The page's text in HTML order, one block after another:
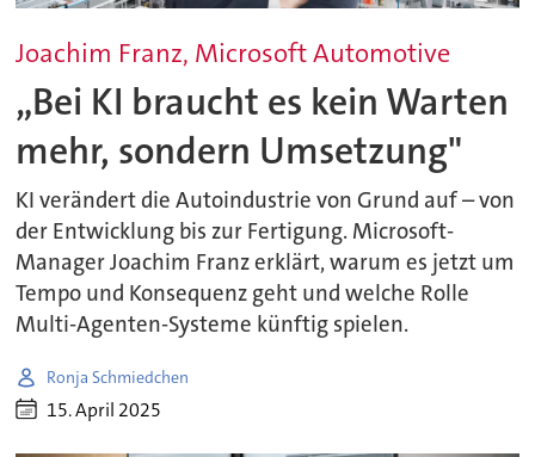
Joachim Franz, Microsoft Automotive
„Bei KI braucht es kein Warten
mehr, sondern Umsetzung"
KI verändert die Autoindustrie von Grund auf – von
der Entwicklung bis zur Fertigung. Microsoft-
Manager Joachim Franz erklärt, warum es jetzt um
Tempo und Konsequenz geht und welche Rolle
Multi-Agenten-Systeme künftig spielen.
Ronja Schmiedchen
15. April 2025